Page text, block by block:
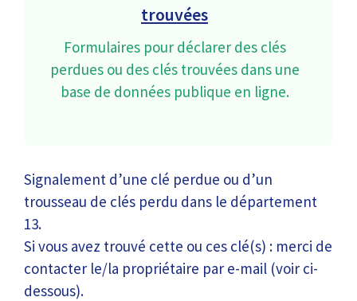
trouvées
Formulaires pour déclarer des clés
perdues ou des clés trouvées dans une
base de données publique en ligne.
Signalement d’une clé perdue ou d’un
trousseau de clés perdu dans le département
13.
Si vous avez trouvé cette ou ces clé(s) : merci de
contacter le/la propriétaire par e-mail (voir ci-
dessous).